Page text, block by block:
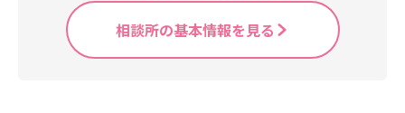
相談所の基本情報を見る